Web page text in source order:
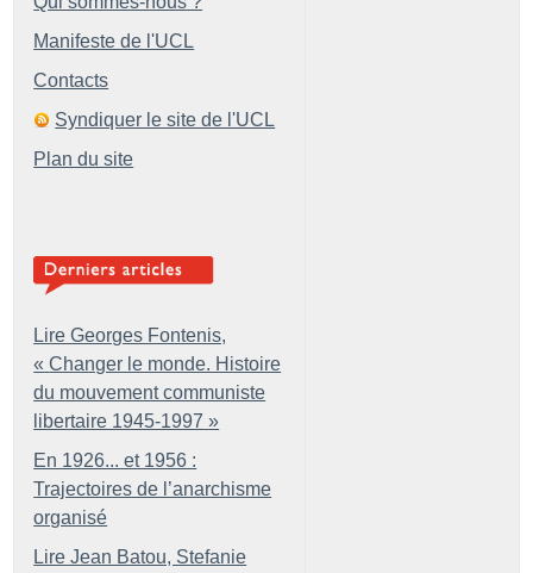
Manifeste de l'UCL
Contacts
Syndiquer le site de l'UCL
Plan du site
Lire Georges Fontenis,
« Changer le monde. Histoire
du mouvement communiste
libertaire 1945-1997 »
En 1926... et 1956 :
Trajectoires de l’anarchisme
organisé
Lire Jean Batou, Stefanie